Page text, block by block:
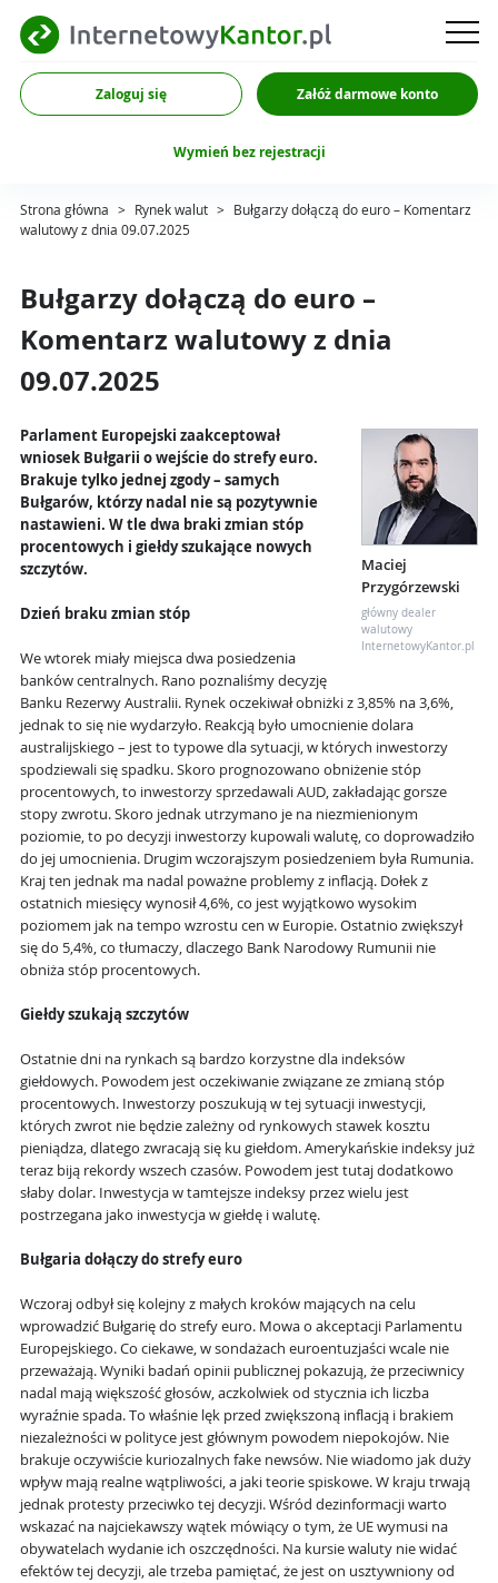
Zaloguj się Załóż darmowe konto
Wymień bez rejestracji
Strona główna > Rynek walut > Bułgarzy dołączą do euro – Komentarz
walutowy z dnia 09.07.2025
Bułgarzy dołączą do euro –
Komentarz walutowy z dnia
09.07.2025
Maciej
Przygórzewski
główny dealer
walutowy
InternetowyKantor.pl
Parlament Europejski zaakceptował
wniosek Bułgarii o wejście do strefy euro.
Brakuje tylko jednej zgody – samych
Bułgarów, którzy nadal nie są pozytywnie
nastawieni. W tle dwa braki zmian stóp
procentowych i giełdy szukające nowych
szczytów.
Dzień braku zmian stóp
We wtorek miały miejsca dwa posiedzenia
banków centralnych. Rano poznaliśmy decyzję
Banku Rezerwy Australii. Rynek oczekiwał obniżki z 3,85% na 3,6%,
jednak to się nie wydarzyło. Reakcją było umocnienie dolara
australijskiego – jest to typowe dla sytuacji, w których inwestorzy
spodziewali się spadku. Skoro prognozowano obniżenie stóp
procentowych, to inwestorzy sprzedawali AUD, zakładając gorsze
stopy zwrotu. Skoro jednak utrzymano je na niezmienionym
poziomie, to po decyzji inwestorzy kupowali walutę, co doprowadziło
do jej umocnienia. Drugim wczorajszym posiedzeniem była Rumunia.
Kraj ten jednak ma nadal poważne problemy z inflacją. Dołek z
ostatnich miesięcy wynosił 4,6%, co jest wyjątkowo wysokim
poziomem jak na tempo wzrostu cen w Europie. Ostatnio zwiększył
się do 5,4%, co tłumaczy, dlaczego Bank Narodowy Rumunii nie
obniża stóp procentowych.
Giełdy szukają szczytów
Ostatnie dni na rynkach są bardzo korzystne dla indeksów
giełdowych. Powodem jest oczekiwanie związane ze zmianą stóp
procentowych. Inwestorzy poszukują w tej sytuacji inwestycji,
których zwrot nie będzie zależny od rynkowych stawek kosztu
pieniądza, dlatego zwracają się ku giełdom. Amerykańskie indeksy już
teraz biją rekordy wszech czasów. Powodem jest tutaj dodatkowo
słaby dolar. Inwestycja w tamtejsze indeksy przez wielu jest
postrzegana jako inwestycja w giełdę i walutę.
Bułgaria dołączy do strefy euro
Wczoraj odbył się kolejny z małych kroków mających na celu
wprowadzić Bułgarię do strefy euro. Mowa o akceptacji Parlamentu
Europejskiego. Co ciekawe, w sondażach euroentuzjaści wcale nie
przeważają. Wyniki badań opinii publicznej pokazują, że przeciwnicy
nadal mają większość głosów, aczkolwiek od stycznia ich liczba
wyraźnie spada. To właśnie lęk przed zwiększoną inflacją i brakiem
niezależności w polityce jest głównym powodem niepokojów. Nie
brakuje oczywiście kuriozalnych fake newsów. Nie wiadomo jak duży
wpływ mają realne wątpliwości, a jaki teorie spiskowe. W kraju trwają
jednak protesty przeciwko tej decyzji. Wśród dezinformacji warto
wskazać na najciekawszy wątek mówiący o tym, że UE wymusi na
obywatelach wydanie ich oszczędności. Na kursie waluty nie widać
efektów tej decyzji, ale trzeba pamiętać, że jest on usztywniony od